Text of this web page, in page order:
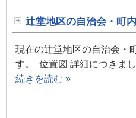
辻堂地区の自治会・町
現在の辻堂地区の自治会・
す。 位置図 詳細につきま
続きを読む »